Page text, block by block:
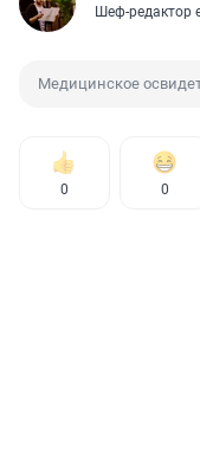
Шеф-редактор
Медицинское
0 0